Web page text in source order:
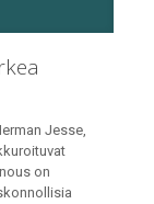
Jesse,
on